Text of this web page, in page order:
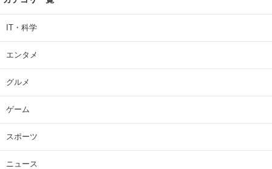
IT・科学
エンタメ
グルメ
ゲーム
スポーツ
ニュース